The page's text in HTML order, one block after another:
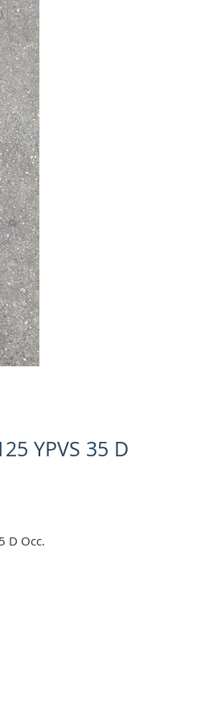
YPVS 35 D
D Occ.